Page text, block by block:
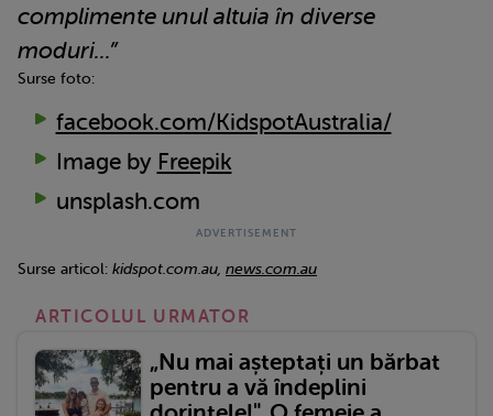
complimente unul altuia în diverse
moduri...”
Surse foto:
facebook.com/KidspotAustralia/
Image by Freepik
unsplash.com
Surse articol: kidspot.com.au, news.com.au
ARTICOLUL URMATOR
„Nu mai așteptați un bărbat
pentru a vă îndeplini